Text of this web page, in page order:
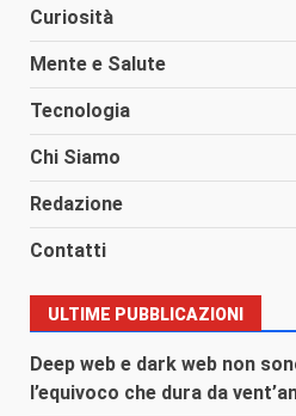
Curiosità
Mente e Salute
Tecnologia
Chi Siamo
Redazione
Contatti
ULTIME PUBBLICAZIONI
Deep web e dark web non
l’equivoco che dura da